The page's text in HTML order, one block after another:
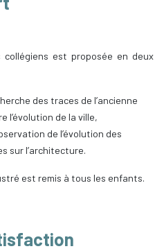
est proposée en deux
des traces de l’ancienne
l’évolution de la ville,
de l’évolution des
sur l’architecture.
est remis à tous les enfants.